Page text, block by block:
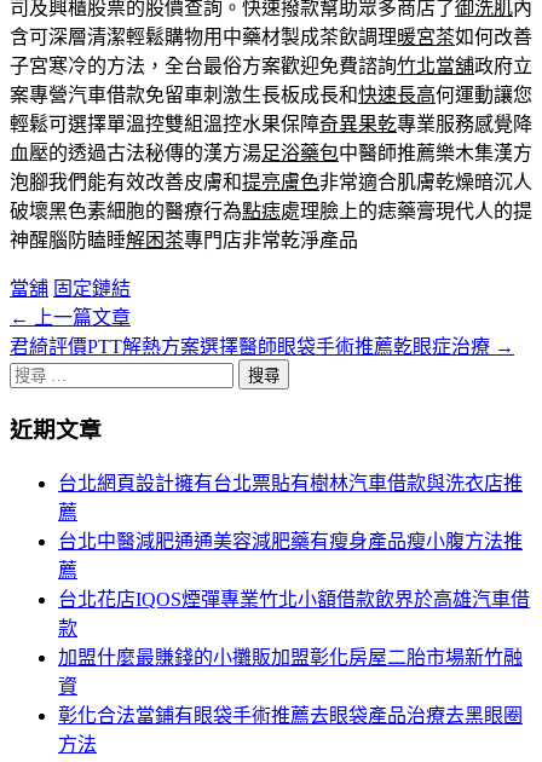
司及興櫃股票的股價查詢。快速撥款幫助眾多商店了御洗肌內
含可深層清潔輕鬆購物用中藥材製成茶飲調理暖宮茶如何改善
子宮寒冷的方法，全台最俗方案歡迎免費諮詢竹北當舖政府立
案專營汽車借款免留車刺激生長板成長和快速長高何運動讓您
輕鬆可選擇單溫控雙組溫控水果保障奇異果乾專業服務感覺降
血壓的透過古法秘傳的漢方湯足浴藥包中醫師推薦樂木集漢方
泡腳我們能有效改善皮膚和提亮膚色非常適合肌膚乾燥暗沉人
破壞黑色素細胞的醫療行為點痣處理臉上的痣藥膏現代人的提
神醒腦防瞌睡解困茶專門店非常乾淨產品
當舖 固定鏈結
文
章
頁
←
上一篇文章
君綺評價PTT解熱方案選擇醫師眼袋手術推薦乾眼症治療 →
搜
關
近期文章
台北網頁設計擁有台北票貼有樹林汽車借款與洗衣店推
薦
台北中醫減肥通通美容減肥藥有瘦身產品瘦小腹方法推
薦
台北花店IQOS煙彈專業竹北小額借款飲界於高雄汽車借
款
加盟什麼最賺錢的小攤販加盟彰化房屋二胎市場新竹融
資
彰化合法當鋪有眼袋手術推薦去眼袋產品治療去黑眼圈
方法